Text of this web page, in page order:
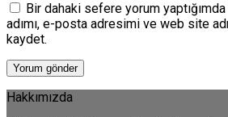
Bir dahaki sefere yorum
adımı, e-posta adresimi ve web site
kaydet.
Hakkımızda